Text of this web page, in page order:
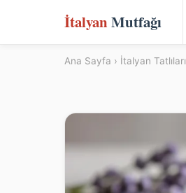
İtalyan Mutfağı
Ana Sayfa › İtalyan Tatlıları